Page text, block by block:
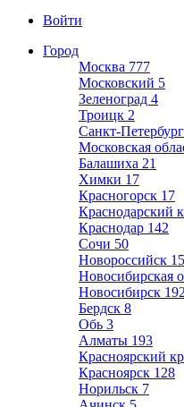
Войти
Город
Москва 777
Московский 5
Зеленоград 4
Троицк 2
Санкт-Петербург
Московская
Балашиха 21
Химки 17
Красногорск 17
Краснодарский
Краснодар 142
Сочи 50
Новороссийск 15
Новосибирская
Новосибирск 192
Бердск 8
Обь 3
Алматы 193
Красноярский
Красноярск 128
Норильск 7